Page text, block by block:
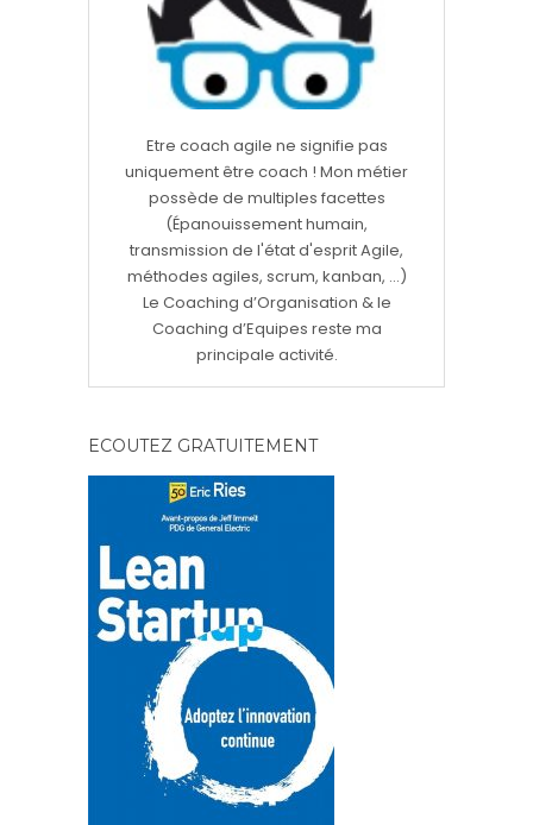
Etre coach agile ne signifie pas
uniquement être coach ! Mon métier
possède de multiples facettes
(Épanouissement humain,
transmission de l'état d'esprit Agile,
méthodes agiles, scrum, kanban, ...)
Le Coaching d’Organisation & le
Coaching d’Equipes reste ma
principale activité.
ECOUTEZ GRATUITEMENT